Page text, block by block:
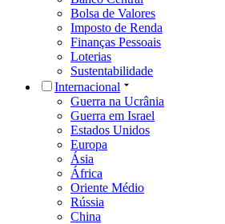
Bolsa de Valores
Imposto de Renda
Finanças Pessoais
Loterias
Sustentabilidade
Internacional
Guerra na Ucrânia
Guerra em Israel
Estados Unidos
Europa
Ásia
África
Oriente Médio
Rússia
China